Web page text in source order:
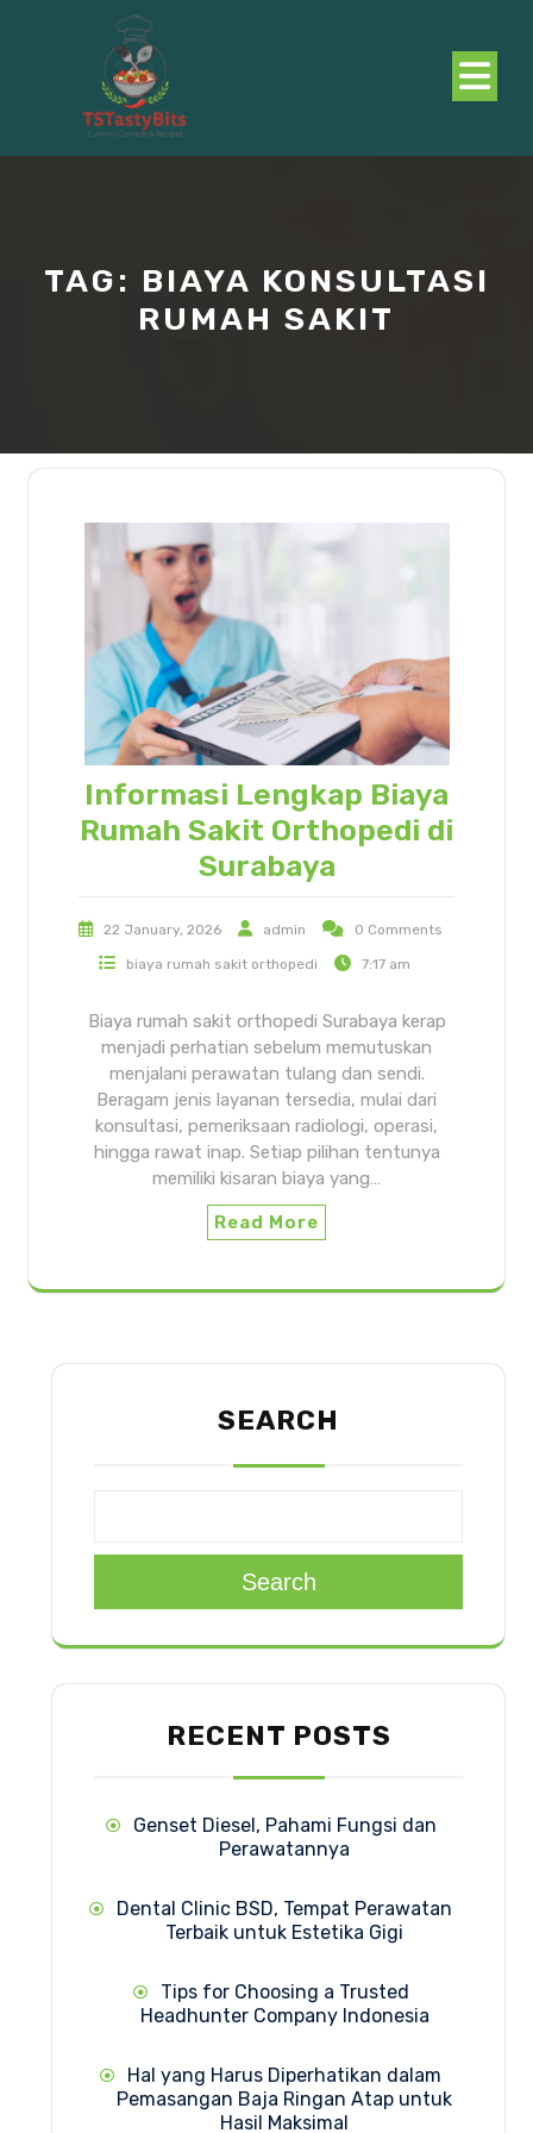
TAG: BIAYA KONSULTASI
RUMAH SAKIT
Informasi Lengkap Biaya
Rumah Sakit Orthopedi di
Surabaya
22 January, 2026 admin 0 Comments
biaya rumah sakit orthopedi 7:17 am
Biaya rumah sakit orthopedi Surabaya kerap
menjadi perhatian sebelum memutuskan
menjalani perawatan tulang dan sendi.
Beragam jenis layanan tersedia, mulai dari
konsultasi, pemeriksaan radiologi, operasi,
hingga rawat inap. Setiap pilihan tentunya
memiliki kisaran biaya yang…
Read More
SEARCH
Search
RECENT POSTS
Genset Diesel, Pahami Fungsi dan
Perawatannya
Dental Clinic BSD, Tempat Perawatan
Terbaik untuk Estetika Gigi
Tips for Choosing a Trusted
Headhunter Company Indonesia
Hal yang Harus Diperhatikan dalam
Pemasangan Baja Ringan Atap untuk
Hasil Maksimal